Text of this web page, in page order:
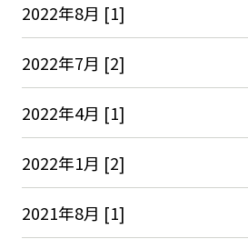
2022年8月 [1]
2022年7月 [2]
2022年4月 [1]
2022年1月 [2]
2021年8月 [1]